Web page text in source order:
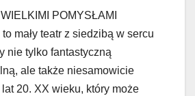
POMYSŁAMI
mały teatr z siedzibą w sercu
nie tylko fantastyczną
ale także niesamowicie
20. XX wieku, który może